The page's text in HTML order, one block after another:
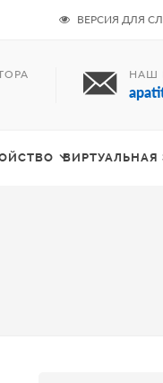
ВЕРСИЯ ДЛЯ
НАШ
ВИРТУАЛЬНАЯ